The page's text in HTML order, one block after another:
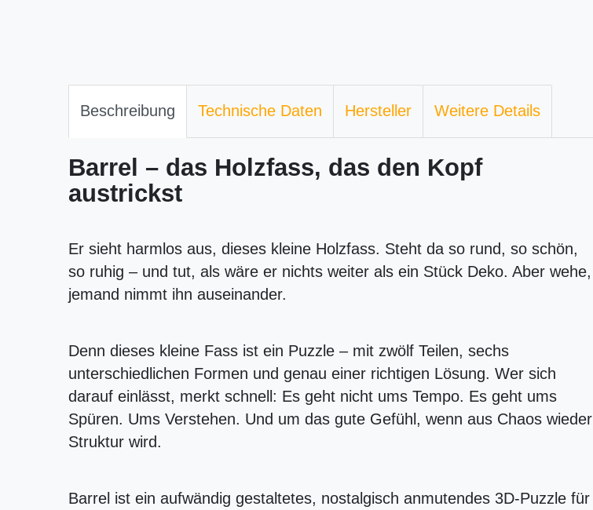
Beschreibung Technische Daten Hersteller Weitere Details
Barrel – das Holzfass, das den Kopf
austrickst
Er sieht harmlos aus, dieses kleine Holzfass. Steht da so rund, so schön,
so ruhig – und tut, als wäre er nichts weiter als ein Stück Deko. Aber wehe,
jemand nimmt ihn auseinander.
Denn dieses kleine Fass ist ein Puzzle – mit zwölf Teilen, sechs
unterschiedlichen Formen und genau einer richtigen Lösung. Wer sich
darauf einlässt, merkt schnell: Es geht nicht ums Tempo. Es geht ums
Spüren. Ums Verstehen. Und um das gute Gefühl, wenn aus Chaos wieder
Struktur wird.
Barrel ist ein aufwändig gestaltetes, nostalgisch anmutendes 3D-Puzzle für